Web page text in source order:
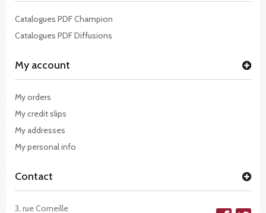
Catalogues PDF Champion
Catalogues PDF Diffusions
My account
My orders
My credit slips
My addresses
My personal info
Contact
3, rue Corneille